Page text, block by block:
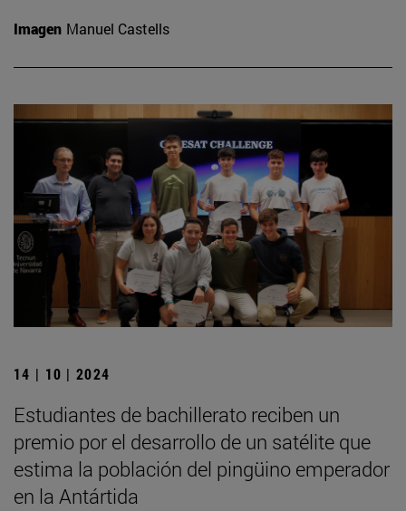
Imagen Manuel Castells
14 | 10 | 2024
Estudiantes de bachillerato reciben un
premio por el desarrollo de un satélite que
estima la población del pingüino emperador
en la Antártida